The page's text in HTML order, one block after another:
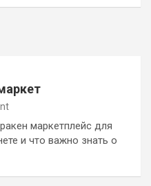
маркетплейс для
и что важно знать о